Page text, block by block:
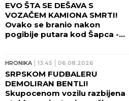
EVO ŠTA SE DEŠAVA S
VOZAČEM KAMIONA SMRTI!
Ovako se branio nakon
pogibije putara kod Šapca -
HRONIKA 13:45 06.08.2026
SRPSKOM FUDBALERU
DEMOLIRAN BENTLI!
Skupocenom vozilu razbijena